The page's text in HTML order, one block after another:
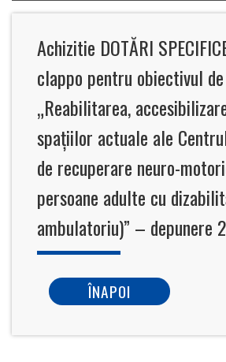
Achizitie DOTĂRI
clappo pentru obiectivul
„Reabilitarea,
spațiilor actuale ale
de recuperare neuro-
persoane adulte cu
ambulatoriu)” – depunere
ÎNAPOI